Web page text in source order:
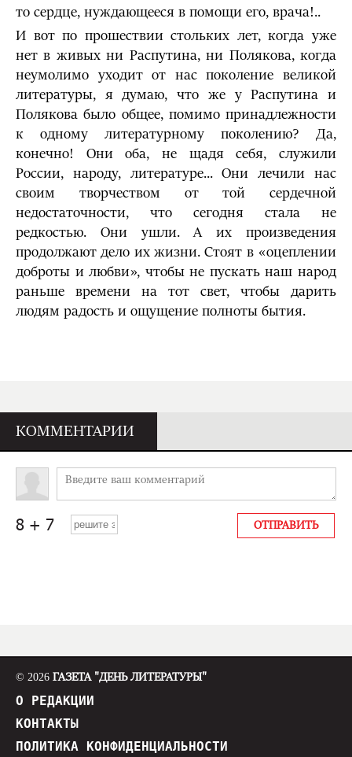
то сердце, нуждающееся в помощи его, врача!..
И вот по прошествии стольких лет, когда уже
нет в живых ни Распутина, ни Полякова, когда
неумолимо уходит от нас поколение великой
литературы, я думаю, что же у Распутина и
Полякова было общее, помимо принадлежности
к одному литературному поколению? Да,
конечно! Они оба, не щадя себя, служили
России, народу, литературе... Они лечили нас
своим творчеством от той сердечной
недостаточности, что сегодня стала не
редкостью. Они ушли. А их произведения
продолжают дело их жизни. Стоят в «оцеплении
доброты и любви», чтобы не пускать наш народ
раньше времени на тот свет, чтобы дарить
людям радость и ощущение полноты бытия.
КОММЕНТАРИИ
© 2026 ГАЗЕТА "ДЕНЬ ЛИТЕРАТУРЫ"
О РЕДАКЦИИ
КОНТАКТЫ
ПОЛИТИКА КОНФИДЕНЦИАЛЬНОСТИ